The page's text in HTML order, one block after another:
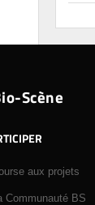
Scène
aux projets
Communauté BS